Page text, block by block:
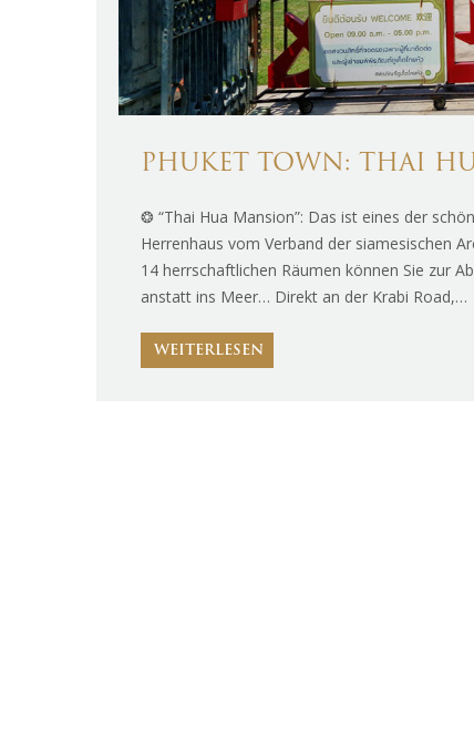
PHUKET TOWN: THAI
❂ “Thai Hua Mansion”: Das ist eines der
Herrenhaus vom Verband der siamesischen
14 herrschaftlichen Räumen können Sie zur
anstatt ins Meer… Direkt an der Krabi Road,…
WEITERLESEN